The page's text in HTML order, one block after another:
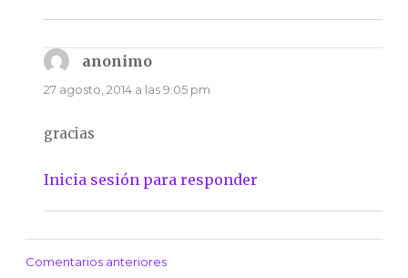
anonimodice:
27 agosto, 2014 a las 9:05 pm
gracias
Inicia sesión para responder
Navegación
Comentarios anteriores